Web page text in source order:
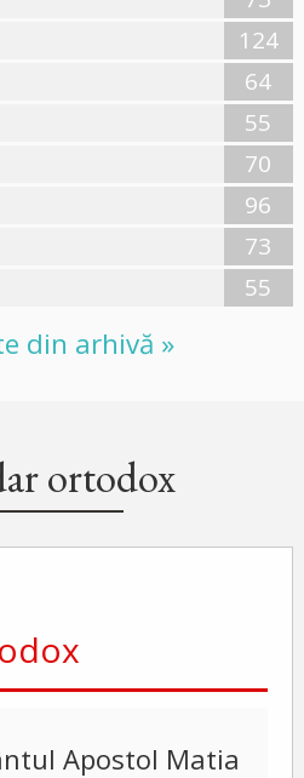
124
64
55
70
96
73
55
din arhivă »
ortodox
Apostol Matia